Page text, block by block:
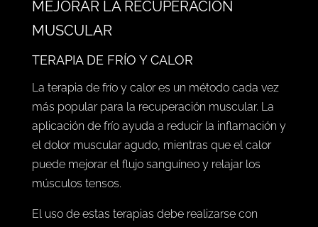
MEJORAR LA RECUPERACIÓN
MUSCULAR
TERAPIA DE FRÍO Y CALOR
La terapia de frío y calor es un método cada vez
más popular para la recuperación muscular. La
aplicación de frío ayuda a reducir la inflamación y
el dolor muscular agudo, mientras que el calor
puede mejorar el flujo sanguíneo y relajar los
músculos tensos.
El uso de estas terapias debe realizarse con